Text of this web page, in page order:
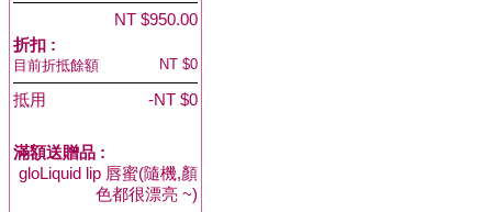
NT $950.00
折扣 :
目前折抵餘額 NT $0
抵用 -NT $0
滿額送贈品 :
gloLiquid lip 唇蜜(隨機,顏
色都很漂亮 ~)